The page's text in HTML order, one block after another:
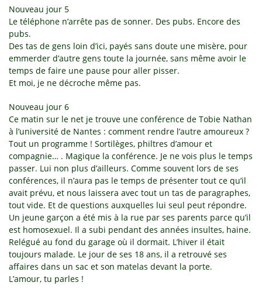
Nouveau jour 5
Le téléphone n’arrête pas de sonner. Des pubs. Encore des
pubs.
Des tas de gens loin d’ici, payés sans doute une misère, pour
emmerder d’autre gens toute la journée, sans même avoir le
temps de faire une pause pour aller pisser.
Et moi, je ne décroche même pas.
Nouveau jour 6
Ce matin sur le net je trouve une conférence de Tobie Nathan
à l’université de Nantes : comment rendre l’autre amoureux ?
Tout un programme ! Sortilèges, philtres d’amour et
compagnie… . Magique la conférence. Je ne vois plus le temps
passer. Lui non plus d’ailleurs. Comme souvent lors de ses
conférences, il n’aura pas le temps de présenter tout ce qu’il
avait prévu, et nous laissera avec tout un tas de paragraphes,
tout vide. Et de questions auxquelles lui seul peut répondre.
Un jeune garçon a été mis à la rue par ses parents parce qu’il
est homosexuel. Il a subi pendant des années insultes, haine.
Relégué au fond du garage où il dormait. L’hiver il était
toujours malade. Le jour de ses 18 ans, il a retrouvé ses
affaires dans un sac et son matelas devant la porte.
L’amour, tu parles !